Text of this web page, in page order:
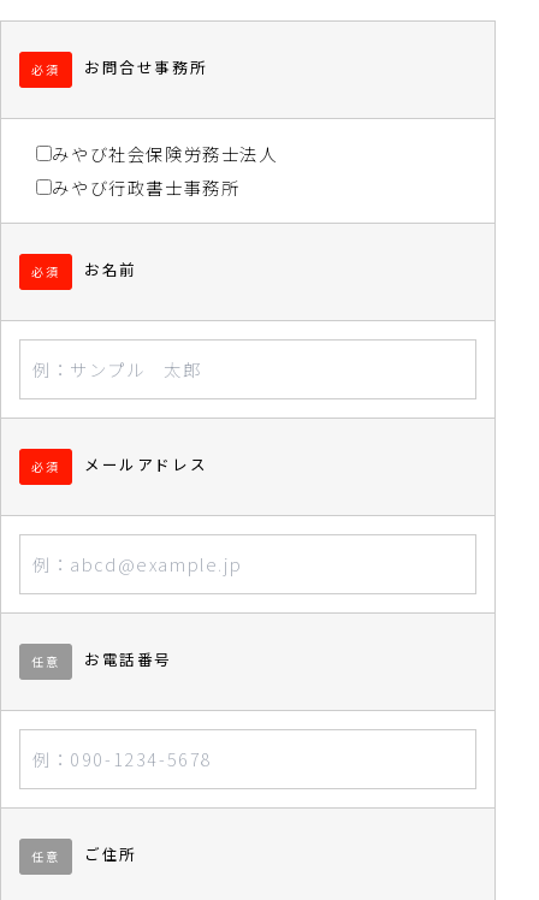
お問合せ事務所
必須
みやび社会保険労務士法人
みやび行政書士事務所
お名前
必須
メールアドレス
必須
お電話番号
任意
ご住所
任意